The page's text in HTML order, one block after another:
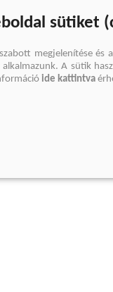
sütiket
megjelenítése és
A sütik
ide kattintva